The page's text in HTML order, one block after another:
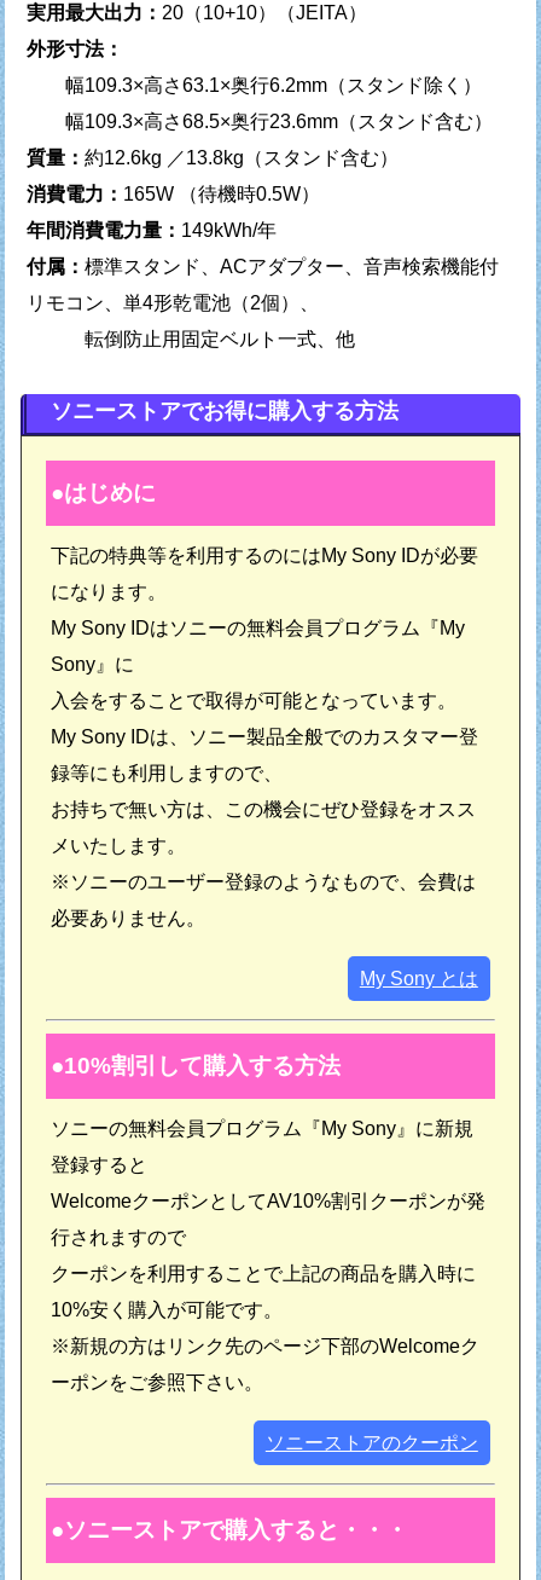
実用最大出力： 20（10+10）（JEITA）
外形寸法：
幅109.3×高さ63.1×奥行6.2mm（スタンド除く）
幅109.3×高さ68.5×奥行23.6mm（スタンド含む）
質量： 約12.6kg ／13.8kg（スタンド含む）
消費電力： 165W （待機時0.5W）
年間消費電力量： 149kWh/年
付属： 標準スタンド、ACアダプター、音声検索機能付
リモコン、単4形乾電池（2個）、
転倒防止用固定ベルト一式、他
ソニーストアでお得に購入する方法
はじめに
下記の特典等を利用するのにはMy Sony IDが必要
になります。
My Sony IDはソニーの無料会員プログラム『My
Sony』に
入会をすることで取得が可能となっています。
My Sony IDは、ソニー製品全般でのカスタマー登
録等にも利用しますので、
お持ちで無い方は、この機会にぜひ登録をオスス
メいたします。
※ソニーのユーザー登録のようなもので、会費は
必要ありません。
My Sony とは
10%割引して購入する方法
ソニーの無料会員プログラム『My Sony』に新規
登録すると
WelcomeクーポンとしてAV10%割引クーポンが発
行されますので
クーポンを利用することで上記の商品を購入時に
10%安く購入が可能です。
※新規の方はリンク先のページ下部のWelcomeク
ーポンをご参照下さい。
ソニーストアのクーポン
ソニーストアで購入すると・・・